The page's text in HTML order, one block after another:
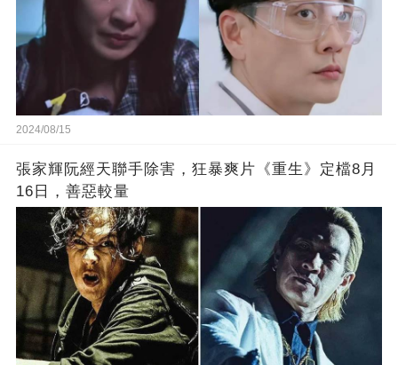
2024/08/15
張家輝阮經天聯手除害，狂暴爽片《重生》定檔8月
16日，善惡較量